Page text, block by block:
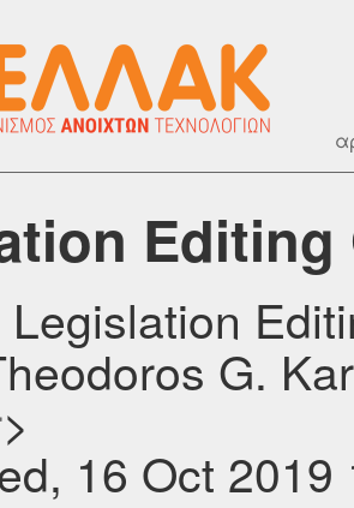
Editing
Legislation
G.
>
16 Oct